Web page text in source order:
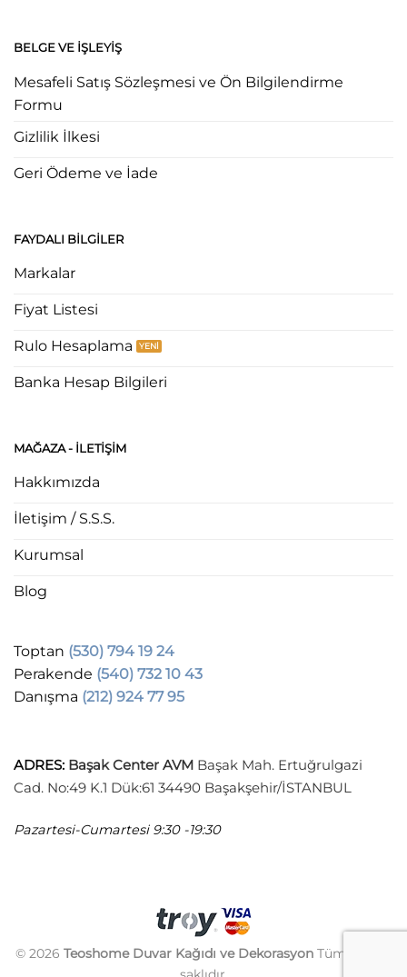
BELGE VE İŞLEYIŞ
Mesafeli Satış Sözleşmesi ve Ön Bilgilendirme
Formu
Gizlilik İlkesi
Geri Ödeme ve İade
FAYDALI BILGILER
Markalar
Fiyat Listesi
Rulo Hesaplama
Banka Hesap Bilgileri
MAĞAZA - ILETIŞIM
Hakkımızda
İletişim / S.S.S.
Kurumsal
Blog
Toptan (530) 794 19 24
Perakende (540) 732 10 43
Danışma (212) 924 77 95
ADRES: Başak Center AVM Başak Mah. Ertuğrulgazi
Cad. No:49 K.1 Dük:61 34490 Başakşehir/İSTANBUL
Pazartesi-Cumartesi 9:30 -19:30
© 2026 Teoshome Duvar Kağıdı ve DekorasyonTüm hakları